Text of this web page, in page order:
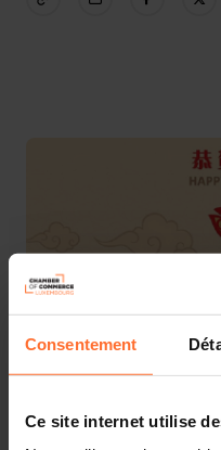
Consentement
Ce site internet utilise